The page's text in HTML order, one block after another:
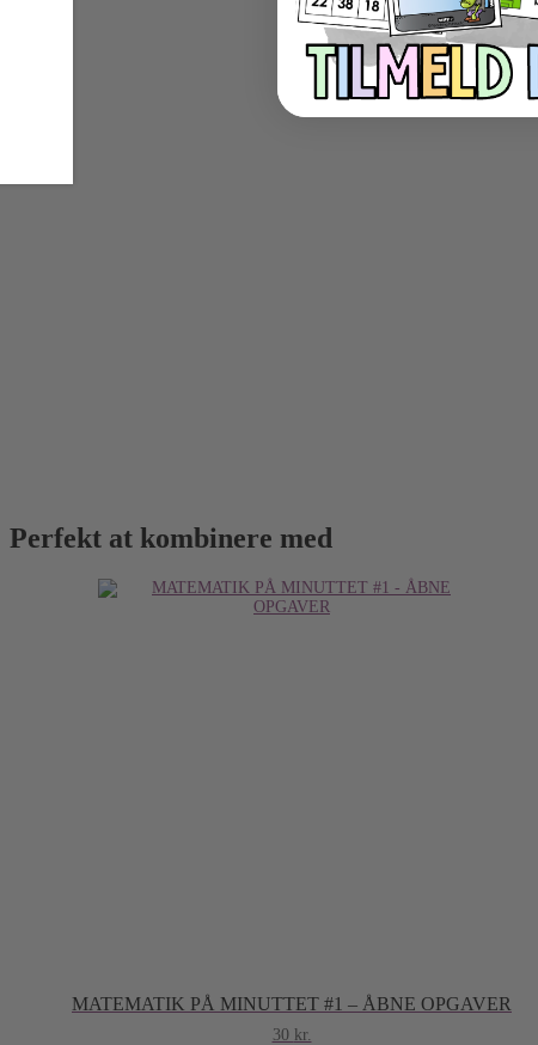
Perfekt at kombinere med
MATEMATIK PÅ MINUTTET #1 – ÅBNE OPGAVER
30 kr.